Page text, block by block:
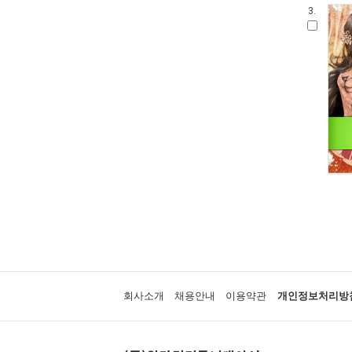
3.
회사소개 채용안내 이용약관 개인정보처리방